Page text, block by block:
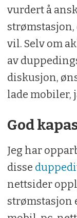
vurdert å
vil. Selv om
av
diskusjon,
lade mobiler,
God
Jeg har
disse
nettsider
strømstasjon